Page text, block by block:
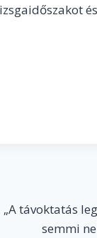
„A távoktatás
semmi